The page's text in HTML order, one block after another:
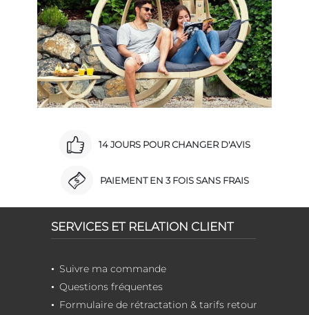
14 JOURS POUR CHANGER D'AVIS
PAIEMENT EN 3 FOIS SANS FRAIS
SERVICES ET RELATION CLIENT
Suivre ma commande
Questions fréquentes
Formulaire de rétractation & tarifs retour